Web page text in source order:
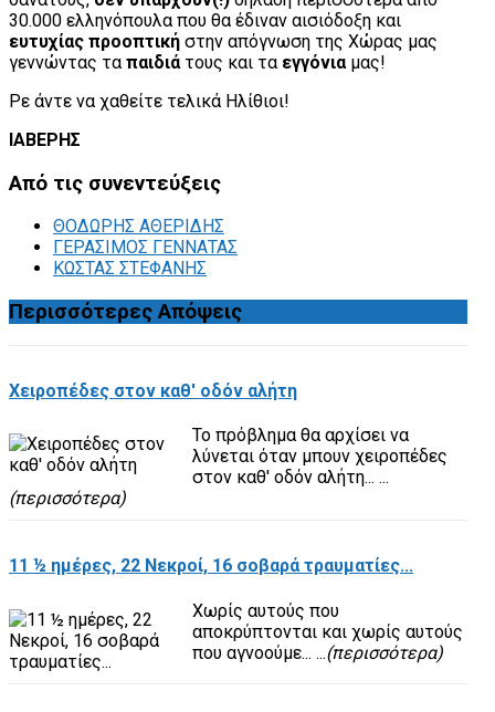
30.000 ελληνόπουλα που θα έδιναν αισιόδοξη και
ευτυχίας προοπτική στην απόγνωση της Χώρας μας
γεννώντας ταπαιδιάτους και τα εγγόνιαμας!
Ρε άντε να χαθείτε τελικά Ηλίθιοι!
ΙΑΒΕΡΗΣ
Από τις συνεντεύξεις
ΘΟΔΩΡΗΣ ΑΘΕΡΙΔΗΣ
ΓΕΡΑΣΙΜΟΣ ΓΕΝΝΑΤΑΣ
ΚΩΣΤΑΣ ΣΤΕΦΑΝΗΣ
ΠερισσότερεςΑπόψεις
Χειροπέδες στον καθ' οδόν αλήτη
Το πρόβλημα θα αρχίσει να
λύνεται όταν μπουν χειροπέδες
στον καθ' οδόν αλήτη... ...
(περισσότερα)
11 ½ ημέρες, 22 Νεκροί, 16 σοβαρά τραυματίες...
Χωρίς αυτούς που
αποκρύπτονται και χωρίς αυτούς
που αγνοούμε... ...(περισσότερα)